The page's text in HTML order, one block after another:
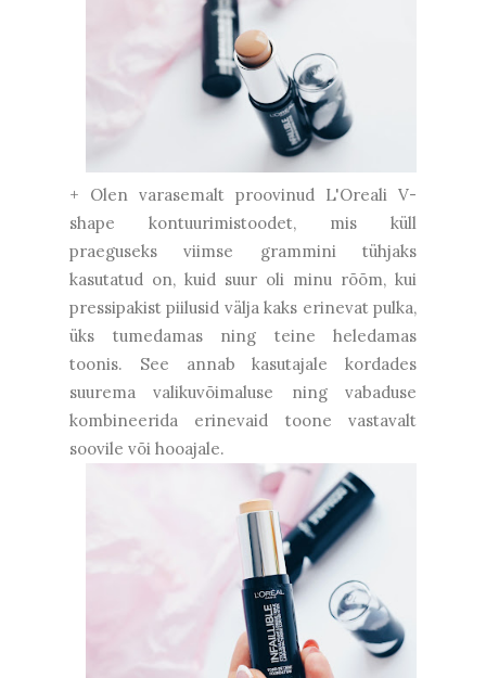
+ Olen varasemalt proovinud L'Oreali V-
shape kontuurimistoodet, mis küll
praeguseks viimse grammini tühjaks
kasutatud on, kuid suur oli minu rõõm, kui
pressipakist piilusid välja kaks erinevat pulka,
üks tumedamas ning teine heledamas
toonis. See annab kasutajale kordades
suurema valikuvõimaluse ning vabaduse
kombineerida erinevaid toone vastavalt
soovile või hooajale.